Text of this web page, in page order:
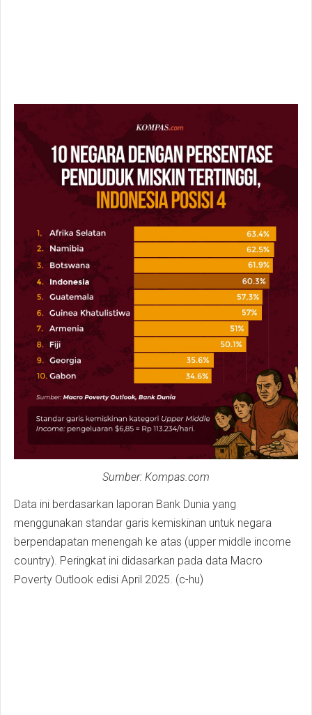
Sumber: Kompas.com
Data ini berdasarkan laporan Bank Dunia yang
menggunakan standar garis kemiskinan untuk negara
berpendapatan menengah ke atas (upper middle income
country). Peringkat ini didasarkan pada data Macro
Poverty Outlook edisi April 2025. (c-hu)